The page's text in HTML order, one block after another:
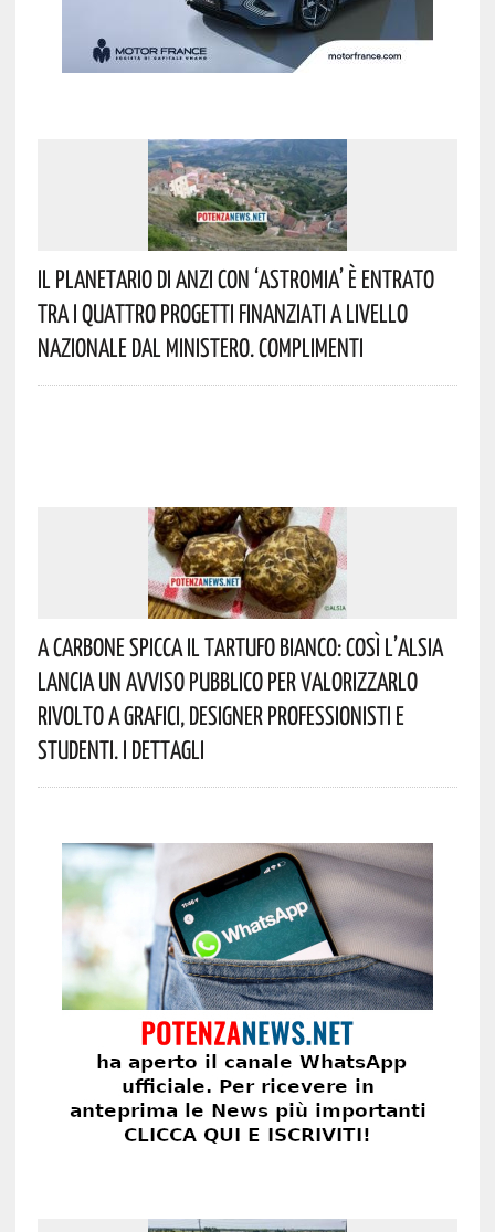
Il Planetario Di Anzi Con ‘Astromia’ È Entrato
Tra I Quattro Progetti Finanziati A Livello
Nazionale Dal Ministero. Complimenti
A Carbone Spicca Il Tartufo Bianco: Così L’Alsia
Lancia Un Avviso Pubblico Per Valorizzarlo
Rivolto A Grafici, Designer Professionisti E
Studenti. I Dettagli